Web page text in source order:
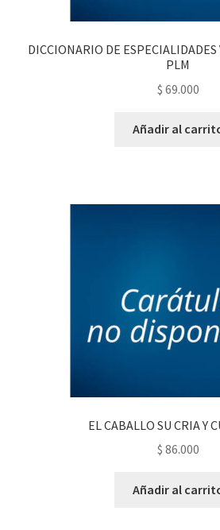
DICCIONARIO DE
PLM
$ 69.000
Añadir al
EL CABALLO SU CRIA Y
$ 86.000
Añadir al